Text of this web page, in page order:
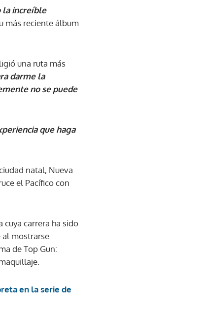
la increíble
más reciente álbum
una ruta más
darme la
no se puede
que haga
natal, Nueva
el Pacífico con
cuya carrera ha sido
al mostrarse
de Top Gun:
en la serie de